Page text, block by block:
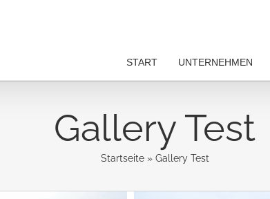
START UNTERNEHMEN
Gallery Test
Startseite» Gallery Test